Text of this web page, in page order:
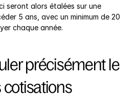
seront alors étalées sur une
5 ans, avec un minimum de 20
chaque année.
précisément le